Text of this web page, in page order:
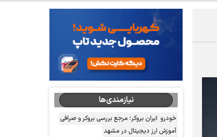
نیازمندی‌ها
خودرو ایران بروکر؛ مرجع بررسی بروکر و صرافی
آموزش ارز دیجیتال در مشهد